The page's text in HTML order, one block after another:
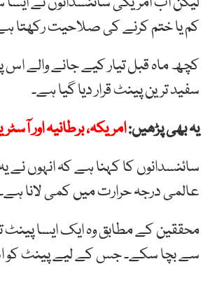
کم یا ختم کرنے کی صلاحیت رکھتا
کچھ ماہ قبل تیار کیے جانے والے
سفید ترین پینٹ قرار دیا گیا ہے۔
یہ بھی پڑھیں:امریکہ، برطانیہ اور
سائنسدانوں کا کہنا ہے کہ انہوں نے
عالمی درجہ حرارت میں کمی لانا
محققین کے مطابق وہ ایک ایسا پینٹ
سے بچا سکے۔ جس کے لیے پینٹ کو اس